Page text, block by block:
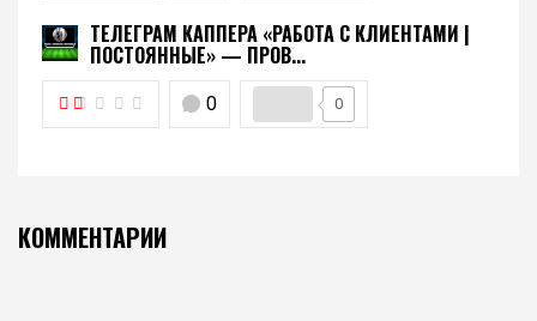
ТЕЛЕГРАМ КАППЕРА «РАБОТА С КЛИЕНТАМИ |
ПОСТОЯННЫЕ» — ПРОВ...
0 0
КОММЕНТАРИИ